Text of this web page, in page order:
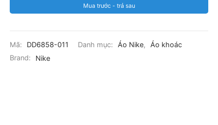
Mua trước - trả sau
Mã: DD6858-011 Danh mục: Áo Nike,
Áo khoác
Brand:
Nike